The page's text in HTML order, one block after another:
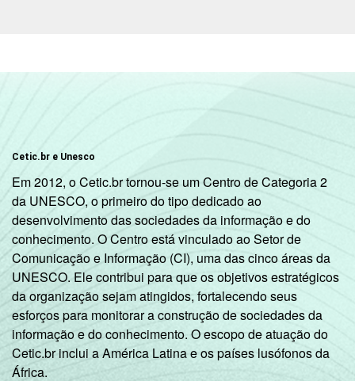
Cetic.br e Unesco
Em 2012, o Cetic.br tornou-se um Centro de Categoria 2
da UNESCO, o primeiro do tipo dedicado ao
desenvolvimento das sociedades da informação e do
conhecimento. O Centro está vinculado ao Setor de
Comunicação e Informação (CI), uma das cinco áreas da
UNESCO. Ele contribui para que os objetivos estratégicos
da organização sejam atingidos, fortalecendo seus
esforços para monitorar a construção de sociedades da
informação e do conhecimento. O escopo de atuação do
Cetic.br inclui a América Latina e os países lusófonos da
África.